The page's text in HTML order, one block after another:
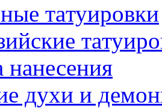
тaтуировки
нанесения
духи и